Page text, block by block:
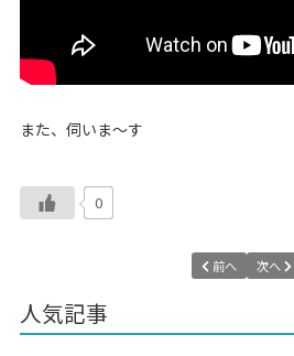
また、伺いま～す
0
前へ 次へ
人気記事